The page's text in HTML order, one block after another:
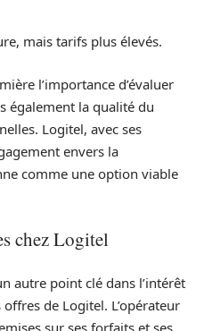
mais tarifs plus élevés.
l’importance d’évaluer
également la qualité du
Logitel, avec ses
envers la
comme une option viable
chez Logitel
autre point clé dans l’intérêt
de Logitel. L’opérateur
sur ses forfaits et ses